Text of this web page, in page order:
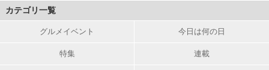
カテゴリ一覧
グルメイベント 今日は何の日
特集 連載